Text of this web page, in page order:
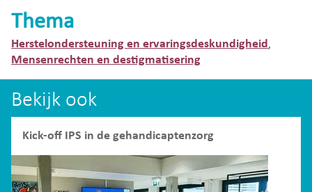
Thema
Herstelondersteuning en ervaringsdeskundigheid ,
Mensenrechten en destigmatisering
Bekijk ook
Kick-off IPS in de gehandicaptenzorg